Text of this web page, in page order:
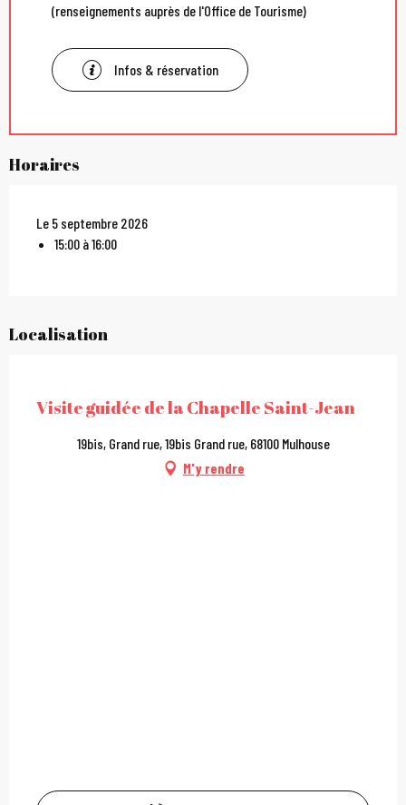
(renseignements auprès de l'Office de Tourisme)
Infos & réservation
Horaires
Le 5 septembre 2026
15:00 à 16:00
Localisation
Visite guidée de la Chapelle Saint-Jean
19bis, Grand rue, 19bis Grand rue, 68100 Mulhouse
M'y rendre